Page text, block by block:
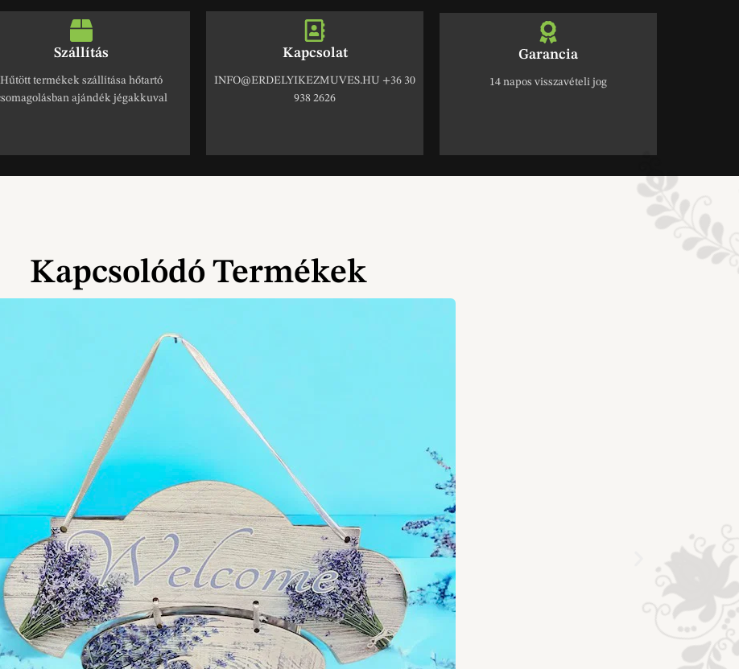
Szállítás
Hűtött termékek szállítása hőtartó
csomagolásban ajándék jégakkuval
Kapcsolat
INFO@ERDELYIKEZMUVES.HU +36 30
938 2626
Garancia
14 napos visszavételi jog
Kapcsolódó Termékek